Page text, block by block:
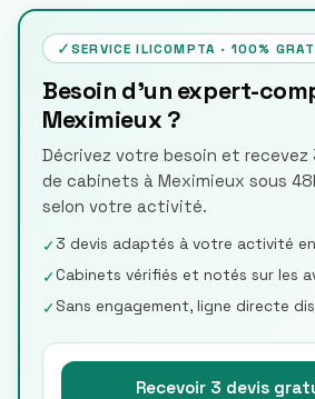
✓ SERVICE ILICOMPTA · 100%
Besoin d'un expert-
Meximieux ?
Décrivez votre besoin et recevez
de cabinets à Meximieux sous
selon votre activité.
✓3 devis adaptés à votre activité
✓Cabinets vérifiés et notés sur les
✓Sans engagement, ligne directe
Recevoir 3 devis